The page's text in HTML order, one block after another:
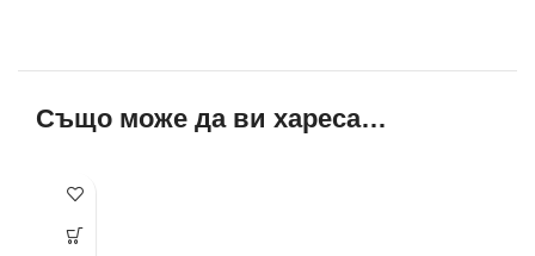
Също може да ви хареса…